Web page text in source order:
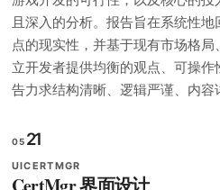
且深入的分析。报告旨在系统性
点的现实性，并基于现有市场格
立开发者提供均衡的观点、可操
告力求结构清晰、逻辑严谨、内容
05 21
UICERTMGR